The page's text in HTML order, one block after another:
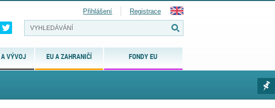
VÝVOJ EU A ZAHRANIČÍ FONDY EU
Přihlášení Registrace